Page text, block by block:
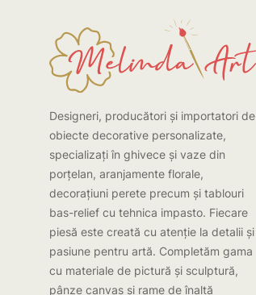
Designeri, producători și importatori de
obiecte decorative personalizate,
specializați în ghivece și vaze din
porțelan, aranjamente florale,
decorațiuni perete precum și tablouri
bas-relief cu tehnica impasto. Fiecare
piesă este creată cu atenție la detalii și
pasiune pentru artă. Completăm gama
cu materiale de pictură și sculptură,
pânze canvas și rame de înaltă